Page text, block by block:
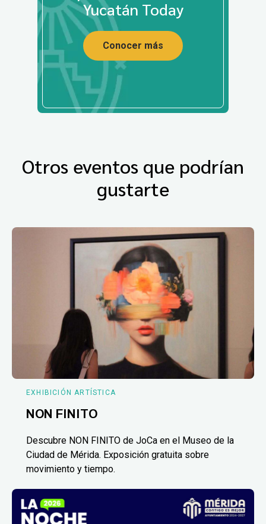
Yucatán Today
Conocer más
Otros eventos que podrían
gustarte
EXHIBICIÓN ARTÍSTICA
NON FINITO
Descubre NON FINITO de JoCa en el Museo de la
Ciudad de Mérida. Exposición gratuita sobre
movimiento y tiempo.